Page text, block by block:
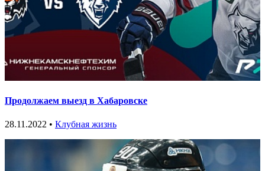
Продолжаем выезд в Хабаровске
28.11.2022 • Клубная жизнь